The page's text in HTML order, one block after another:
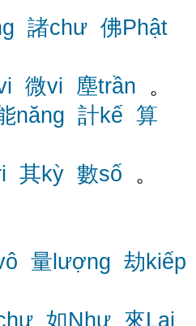
諸chư 佛Phật
微vi 塵trần 。
năng 計kế 算
其kỳ 數số 。
量lượng 劫kiếp
如Như 來Lai